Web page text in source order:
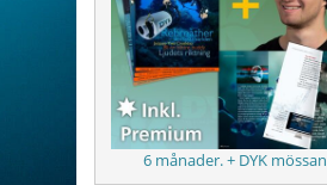
6 månader. + DYK mössan